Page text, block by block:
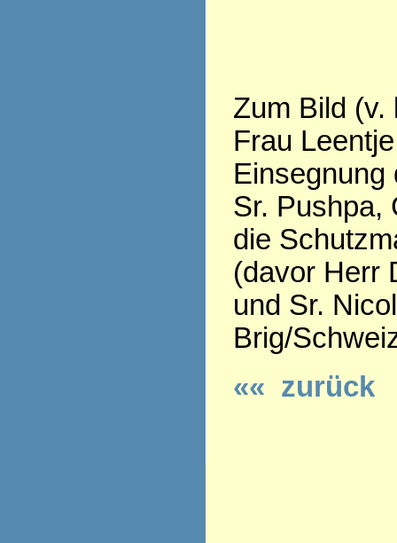
Zum Bild (v.
Frau
Einsegnung
Sr. Pushpa,
die
(davor Herr
und Sr.
Brig/
«« zurück